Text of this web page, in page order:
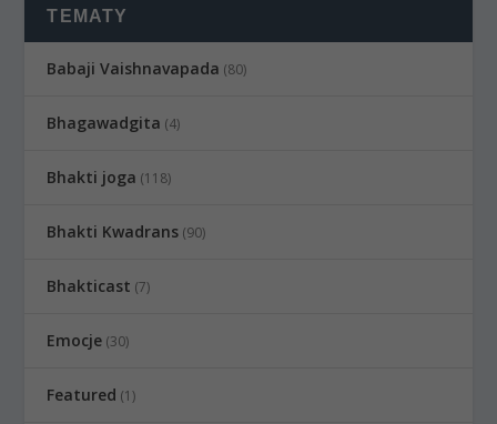
TEMATY
Babaji Vaishnavapada (80)
Bhagawadgita (4)
Bhakti joga (118)
Bhakti Kwadrans (90)
Bhakticast (7)
Emocje (30)
Featured (1)